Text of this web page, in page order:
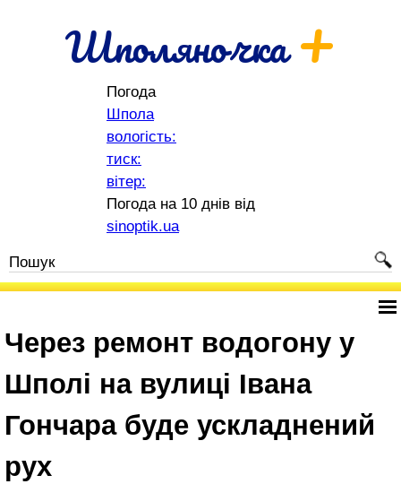
Шполяночка+
Погода
Шпола
вологість:
тиск:
вітер:
Погода на 10 днів від
sinoptik.ua
Через ремонт водогону у
Шполі на вулиці Івана
Гончара буде ускладнений
рух